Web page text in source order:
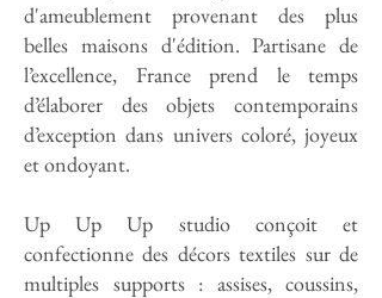
d'ameublement provenant des plus
belles maisons d'édition. Partisane de
l’excellence, France prend le temps
d’élaborer des objets contemporains
d’exception dans univers coloré, joyeux
et ondoyant.
Up Up Up studio conçoit et
confectionne des décors textiles sur de
multiples supports : assises, coussins,